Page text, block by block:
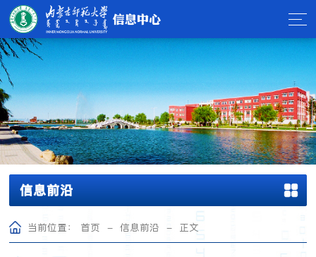
信息前沿
当前位置： 首页 -信息前沿 - 正文